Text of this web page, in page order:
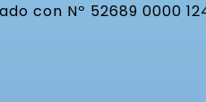
con Nº 52689 0000